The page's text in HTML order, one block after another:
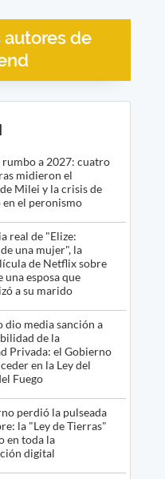
autores de
rumbo a 2027: cuatro
midieron el
Milei y la crisis de
en el peronismo
real de "Elize:
una mujer", la
de Netflix sobre
una esposa que
a su marido
dio media sanción a
de la
Privada: el Gobierno
en la Ley del
Fuego
perdió la pulseada
la "Ley de Tierras"
en toda la
digital